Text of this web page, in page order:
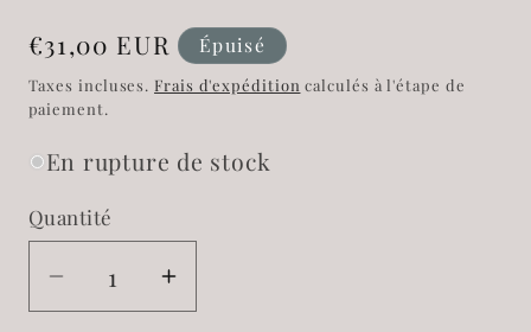
Prix
habituel
€31,00 EUR Épuisé
Taxes incluses. Frais d'expédition calculés à l'étape de
paiement.
En rupture de stock
Quantité
Réduire
la
Augmenter
la